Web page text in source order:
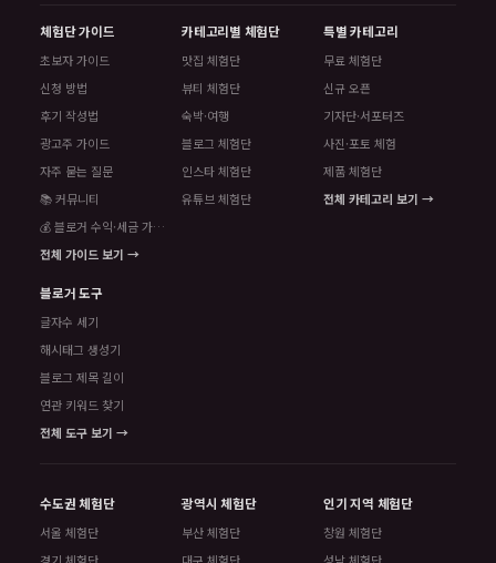
체험단 가이드
초보자 가이드
신청 방법
후기 작성법
광고주 가이드
자주 묻는 질문
📚 커뮤니티
💰 블로거 수익·세금 가이드
전체 가이드 보기 →
카테고리별 체험단
맛집 체험단
뷰티 체험단
숙박·여행
블로그 체험단
인스타 체험단
유튜브 체험단
특별 카테고리
무료 체험단
신규 오픈
기자단·서포터즈
사진·포토 체험
제품 체험단
전체 카테고리 보기 →
블로거 도구
글자수 세기
해시태그 생성기
블로그 제목 길이
연관 키워드 찾기
전체 도구 보기 →
수도권 체험단
서울 체험단
광역시 체험단
부산 체험단
인기 지역 체험단
창원 체험단